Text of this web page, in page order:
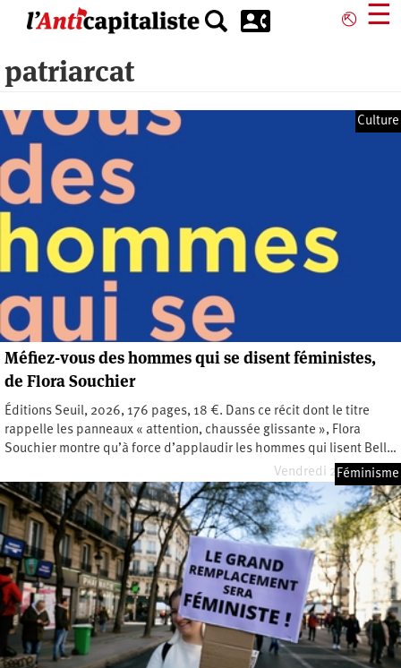
principal
⎋ ☰
patriarcat
Culture
Méfiez-vous des hommes qui se disent féministes,
de Flora Souchier
Éditions Seuil, 2026, 176 pages, 18 €. Dans ce récit dont le titre
rappelle les panneaux « attention, chaussée glissante », Flora
Souchier montre qu’à force d’applaudir les hommes qui lisent Bell…
Vendredi 22 mai 2026
Féminisme